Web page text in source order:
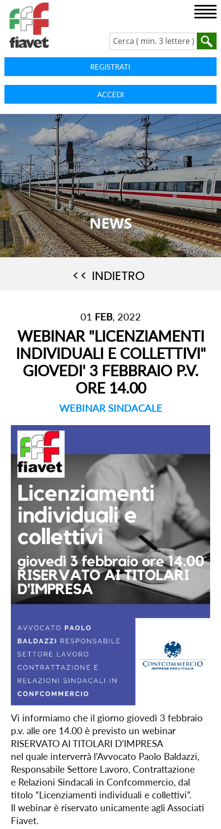
REGISTRATI
ACCEDI
NEWS
<< INDIETRO
01 FEB, 2022
WEBINAR "LICENZIAMENTI
INDIVIDUALI E COLLETTIVI"
GIOVEDI' 3 FEBBRAIO P.V.
ORE 14.00
WEBINAR SINDACALE
Vi informiamo che il giorno giovedì 3 febbraio
p.v. alle ore 14.00 è previsto un webinar
RISERVATO AI TITOLARI D’IMPRESA
nel quale interverrà l’Avvocato Paolo Baldazzi,
Responsabile Settore Lavoro, Contrattazione
e Relazioni Sindacali in Confcommercio, dal
titolo “Licenziamenti individuali e collettivi”.
Il webinar è riservato unicamente agli Associati
Fiavet.